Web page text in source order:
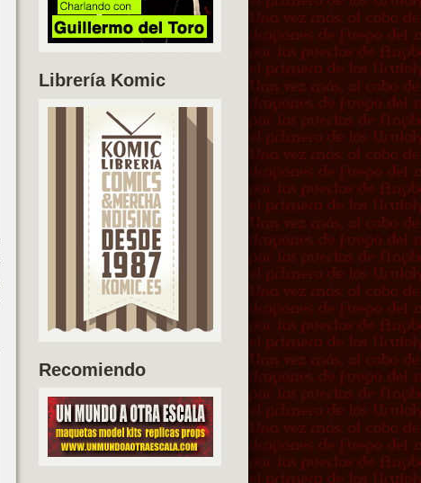
Librería Komic
Recomiendo